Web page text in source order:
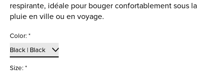
respirante, idéale pour bouger confortablement sous la
pluie en ville ou en voyage.
Color:*
Size:*